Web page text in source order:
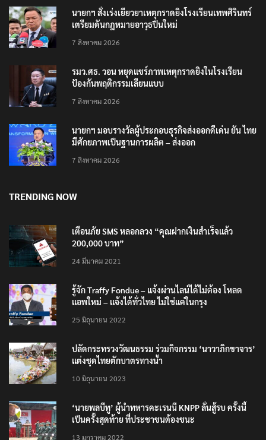
นายกฯ สั่งเร่งเยียวยาเหตุกราดยิงโรงเรียนเทพศิรินทร์
เตรียมดันกฎหมายอาวุธปืนใหม่
7 สิงหาคม 2026
รมว.ศธ. วอน หยุดแชร์ภาพเหตุกราดยิงในโรงเรียน
ป้องกันพฤติกรรมเลียนแบบ
7 สิงหาคม 2026
นายกฯ มอบรางวัลผู้ประกอบธุรกิจส่งออกดีเด่น ยัน ไทย
มีศักยภาพเป็นฐานการผลิต – ส่งออก
7 สิงหาคม 2026
TRENDING NOW
เตือนภัย SMS หลอกลวง “คุณฝากเงินสำเร็จแล้ว
200,000 บาท”
24 มีนาคม 2021
รู้จัก Traffy Fondue – แจ้งผ่านไลน์ได้ไม่ต้อง โหลด
แอพใหม่ – แจ้งได้ทั่วไทย ไม่ใช่แค่ในกรุง
25 มิถุนายน 2022
ปลัดกระทรวงวัฒนธรรม ร่วมกิจกรรม ‘นาวาภิกขาจาร’
แต่งชุดไทยตักบาตรทางน้ำ
10 มิถุนายน 2023
‘นายพลบีทู’ ผู้นำทหารคะเรนนี KNPP ลั่นสู้รบ ครั้งนี้
เป็นครั้งสุดท้าย ที่ประชาชนต้องชนะ
13 มกราคม 2022